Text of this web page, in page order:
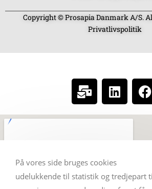
Copyright © Prosapia Danmark A/S.
Privatlivspolitik
På vores side bruges cookies
udelukkende til statistik og tredjepart